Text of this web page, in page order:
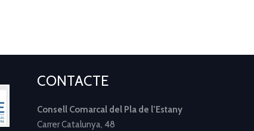
CONTACTE
Consell Comarcal del Pla de l’Estany
Carrer Catalunya, 48